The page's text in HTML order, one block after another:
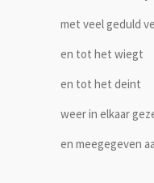
met veel geduld
en tot het wiegt
en tot het deint
weer in elkaar
en meegegeven